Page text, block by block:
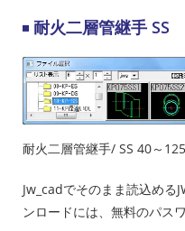
耐火二層管継手 SS
耐火二層管継手/ SS 40～
Jw_cadでそのまま読込める
ンロードには、無料のパス